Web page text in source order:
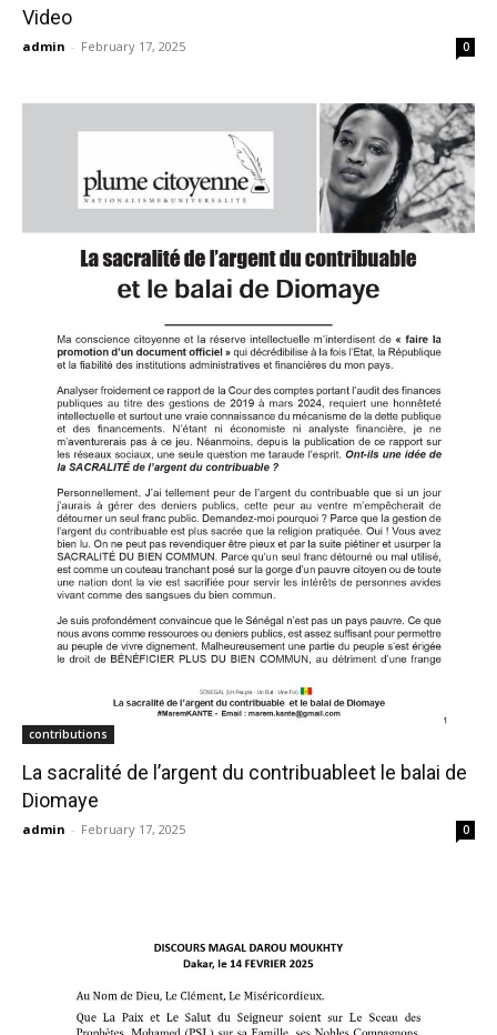
Video
admin - February 17, 2025 0
contributions
La sacralité de l’argent du contribuableet le balai de
Diomaye
admin - February 17, 2025 0